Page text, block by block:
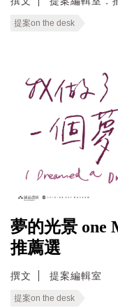
提案on the desk
夢的光景 one
推薦選
撰文 提案編輯室
提案on the desk